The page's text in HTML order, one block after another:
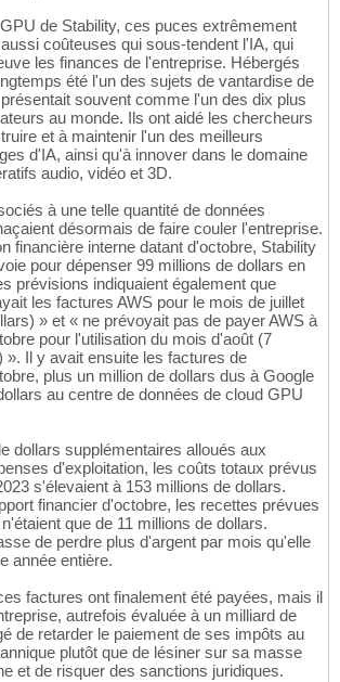
de Stability, ces puces extrêmement
coûteuses qui sous-tendent l'IA, qui
les finances de l'entreprise. Hébergés
été l'un des sujets de vantardise de
souvent comme l'un des dix plus
au monde. Ils ont aidé les chercheurs
et à maintenir l'un des meilleurs
d'IA, ainsi qu'à innover dans le domaine
audio, vidéo et 3D.
à une telle quantité de données
désormais de faire couler l'entreprise.
financière interne datant d'octobre, Stability
pour dépenser 99 millions de dollars en
prévisions indiquaient également que
les factures AWS pour le mois de juillet
» et « ne prévoyait pas de payer AWS à
pour l'utilisation du mois d'août (7
». Il y avait ensuite les factures de
plus un million de dollars dus à Google
au centre de données de cloud GPU
dollars supplémentaires alloués aux
d'exploitation, les coûts totaux prévus
s'élevaient à 153 millions de dollars.
financier d'octobre, les recettes prévues
que de 11 millions de dollars.
de perdre plus d'argent par mois qu'elle
année entière.
factures ont finalement été payées, mais il
autrefois évaluée à un milliard de
de retarder le paiement de ses impôts au
plutôt que de lésiner sur sa masse
et de risquer des sanctions juridiques.